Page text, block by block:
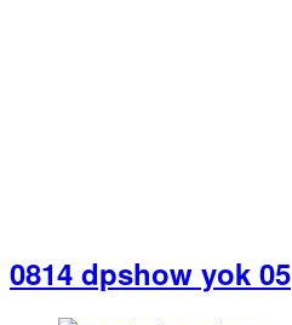
0814 dpshow yok 05